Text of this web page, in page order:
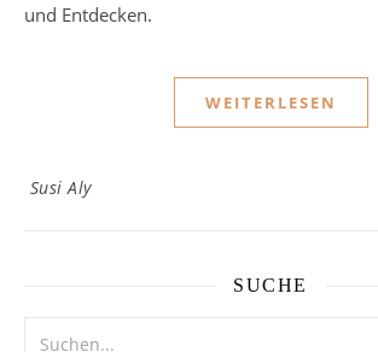
und Entdecken.
WEITERLESEN
Susi Aly
SUCHE